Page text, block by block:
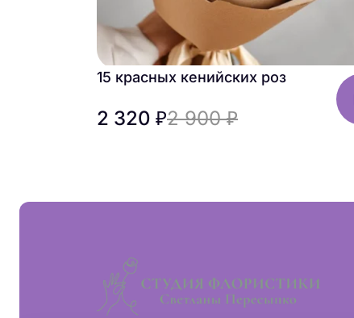
15 красных кенийских роз
2 320 ₽2 900 ₽